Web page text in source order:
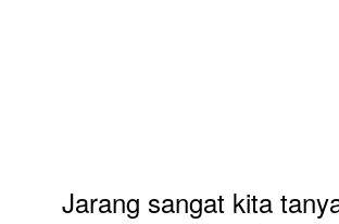
Jarang sangat kita